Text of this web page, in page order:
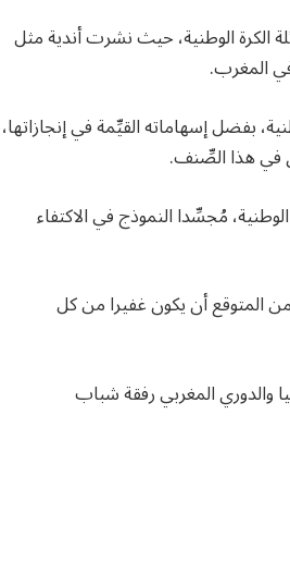
الكرة الوطنية، حيث نشرت أندية مثل
المغرب.
في تاريخ الكرة الوطنية، بفضل إسهاماته القيِّمة في إنجازاتها،
مُجسِّدا النموذج في الاكتفاء
المتوقع أن يكون غفيرا من كل
المغربي رفقة شباب